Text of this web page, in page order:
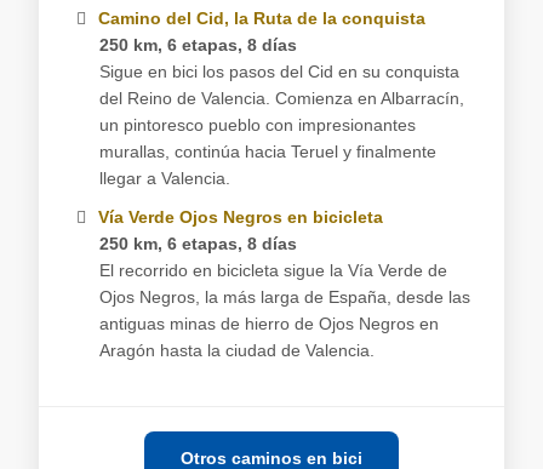
Camino del Cid, la Ruta de la conquista
250 km, 6 etapas, 8 días
Sigue en bici los pasos del Cid en su conquista
del Reino de Valencia. Comienza en Albarracín,
un pintoresco pueblo con impresionantes
murallas, continúa hacia Teruel y finalmente
llegar a Valencia.
Vía Verde Ojos Negros en bicicleta
250 km, 6 etapas, 8 días
El recorrido en bicicleta sigue la Vía Verde de
Ojos Negros, la más larga de España, desde las
antiguas minas de hierro de Ojos Negros en
Aragón hasta la ciudad de Valencia.
Otros caminos en bici